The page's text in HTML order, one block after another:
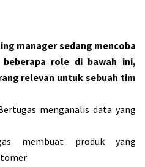
manager sedang mencoba
role di bawah ini,
relevan untuk sebuah tim
menganalis data yang
membuat produk yang